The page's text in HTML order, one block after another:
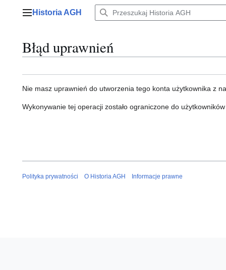
Menu główne
Historia AGH
Błąd uprawnień
Nie masz uprawnień do utworzenia tego konta użytkownika z
Wykonywanie tej operacji zostało ograniczone do
Polityka prywatności O Historia AGH Informacje prawne